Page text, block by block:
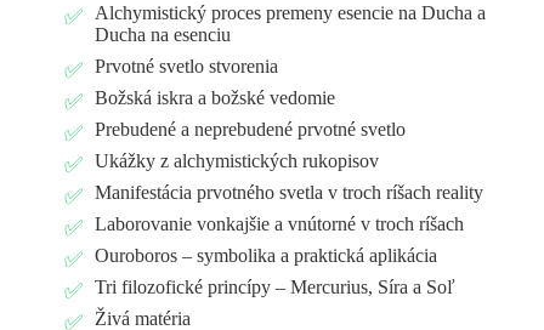
Alchymistický proces premeny esencie na Ducha a
Ducha na esenciu
Prvotné svetlo stvorenia
Božská iskra a božské vedomie
Prebudené a neprebudené prvotné svetlo
Ukážky z alchymistických rukopisov
Manifestácia prvotného svetla v troch ríšach reality
Laborovanie vonkajšie a vnútorné v troch ríšach
Ouroboros – symbolika a praktická aplikácia
Tri filozofické princípy – Mercurius, Síra a Soľ
Živá matéria